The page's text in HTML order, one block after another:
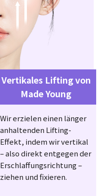
Vertikales Lifting von
Made Young
Wir erzielen einen länger
anhaltenden Lifting-
Effekt, indem wir vertikal
– also direkt entgegen der
Erschlaffungsrichtung –
ziehen und fixieren.